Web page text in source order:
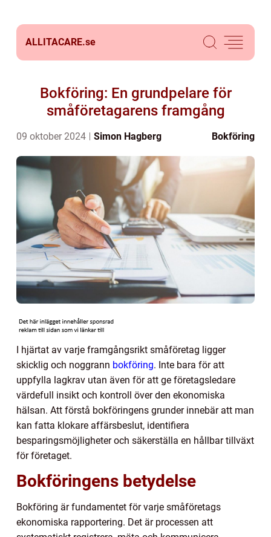
ALLITACARE.se
Bokföring: En grundpelare för
småföretagarens framgång
09 oktober 2024 Simon Hagberg Bokföring
I hjärtat av varje framgångsrikt småföretag ligger
skicklig och noggrann bokföring. Inte bara för att
uppfylla lagkrav utan även för att ge företagsledare
värdefull insikt och kontroll över den ekonomiska
hälsan. Att förstå bokföringens grunder innebär att man
kan fatta klokare affärsbeslut, identifiera
besparingsmöjligheter och säkerställa en hållbar tillväxt
för företaget.
Bokföringens betydelse
Bokföring är fundamentet för varje småföretags
ekonomiska rapportering. Det är processen att